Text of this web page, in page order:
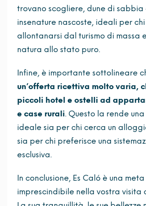
trovano scogliere, dune di
insenature nascoste, ideali per
allontanarsi dal turismo di massa
natura allo stato puro.
Infine, è importante sottolineare
un’offerta ricettiva molto varia,
piccoli hotel e ostelli ad
e case rurali. Questo la rende
ideale sia per chi cerca un
sia per chi preferisce una
esclusiva.
In conclusione, Es Caló è una meta
imprescindibile nella vostra visita